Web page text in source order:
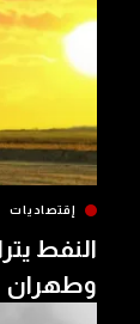
إقتصاديات
النفط
وطهران